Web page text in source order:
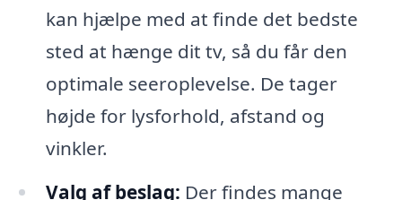
kan hjælpe med at finde det bedste
sted at hænge dit tv, så du får den
optimale seeroplevelse. De tager
højde for lysforhold, afstand og
vinkler.
Valg af beslag: Der findes mange